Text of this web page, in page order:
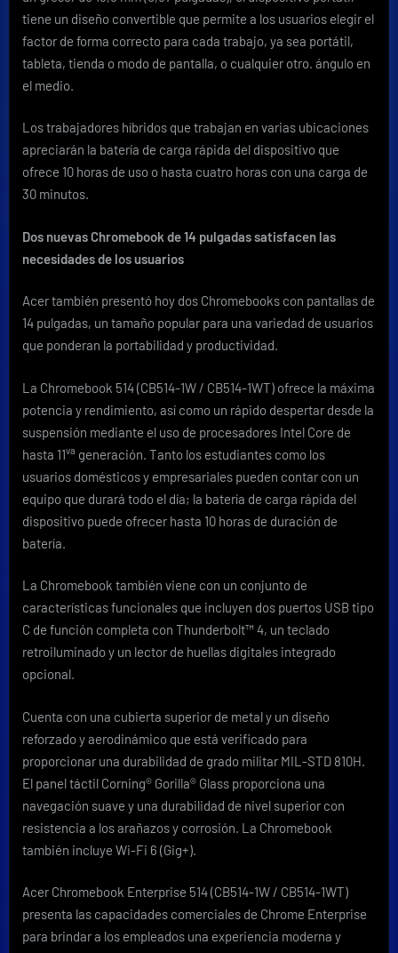
tiene un diseño convertible que permite a los usuarios elegir el
factor de forma correcto para cada trabajo, ya sea portátil,
tableta, tienda o modo de pantalla, o cualquier otro. ángulo en
el medio.
Los trabajadores híbridos que trabajan en varias ubicaciones
apreciarán la batería de carga rápida del dispositivo que
ofrece 10 horas de uso o hasta cuatro horas con una carga de
30 minutos.
Dos nuevas Chromebook de 14 pulgadas satisfacen las
necesidades de los usuarios
Acer también presentó hoy dos Chromebooks con pantallas de
14 pulgadas, un tamaño popular para una variedad de usuarios
que ponderan la portabilidad y productividad.
La Chromebook 514(CB514-1W / CB514-1WT) ofrece la máxima
potencia y rendimiento, así como un rápido despertar desde la
suspensión mediante el uso de procesadores Intel Core de
hasta 11va generación. Tanto los estudiantes como los
usuarios domésticos y empresariales pueden contar con un
equipo que durará todo el día; la batería de carga rápida del
dispositivo puede ofrecer hasta 10 horas de duración de
batería.
La Chromebook también viene con un conjunto de
características funcionales que incluyen dos puertos USB tipo
C de función completa con Thunderbolt™ 4, un teclado
retroiluminado y un lector de huellas digitales integrado
opcional.
Cuenta con una cubierta superior de metal y un diseño
reforzado y aerodinámico que está verificado para
proporcionar una durabilidad de grado militar MIL-STD 810H.
El panel táctil Corning® Gorilla® Glass proporciona una
navegación suave y una durabilidad de nivel superior con
resistencia a los arañazos y corrosión. La Chromebook
también incluye Wi-Fi 6 (Gig+)
Acer Chromebook Enterprise 514(CB514-1W / CB514-1WT)
presenta las capacidades comerciales de Chrome Enterprise
para brindar a los empleados una experiencia moderna y